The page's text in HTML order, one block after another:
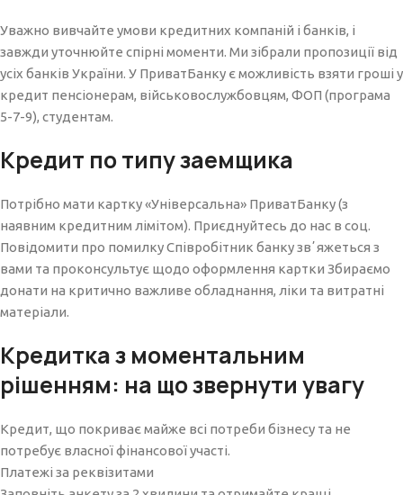
Уважно вивчайте умови кредитних компаній і банків, і
завжди уточнюйте спірні моменти. Ми зібрали пропозиції від
усіх банків України. У ПриватБанку є можливість взяти гроші у
кредит пенсіонерам, військовослужбовцям, ФОП (програма
5-7-9), студентам.
Кредит по типу заемщика
Потрібно мати картку «Універсальна» ПриватБанку (з
наявним кредитним лімітом). Приєднуйтесь до нас в соц.
Повідомити про помилку Співробітник банку звʼяжеться з
вами та проконсультує щодо оформлення картки Збираємо
донати на критично важливе обладнання, ліки та витратні
матеріали.
Кредитка з моментальним
рішенням: на що звернути увагу
Кредит, що покриває майже всі потреби бізнесу та не
потребує власної фінансової участі.
Платежі за реквізитами